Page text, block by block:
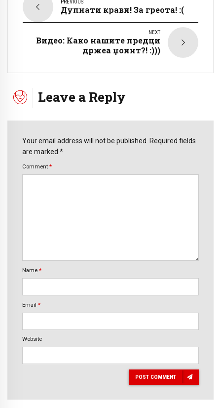
PREVIOUS
Дупнати крави! За греота! :(
NEXT
Видео: Како нашите предци
држеа џоинт?! :)))
Leave a Reply
Your email address will not be published. Required fields
are marked *
Comment *
Name *
Email *
Website
POST COMMENT